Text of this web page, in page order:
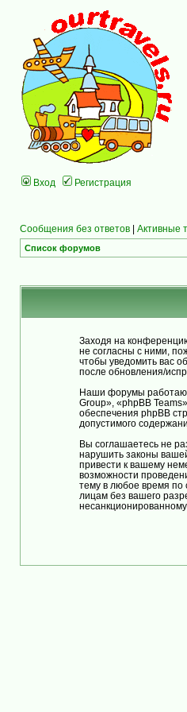
Вход Регистрация
Сообщения без ответов | Активные
Список форумов
Заходя на
не согласны с ними,
чтобы уведомить вас
после обновления/
Наши форумы
Group», «phpBB
обеспечения phpBB
допустимого
Вы соглашаетесь не
нарушить законы
привести к вашему
возможности
тему в любое время по
лицам без вашего
несанкционированному